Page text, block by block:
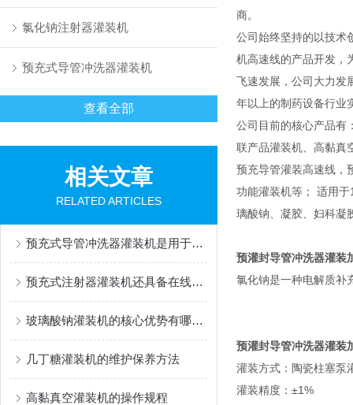
氯化钠注射器灌装机
预充式导管冲洗器灌装机
查看全部
相关文章
RELATED ARTICLES
预充式导管冲洗器灌装机是用于灌装生物医药制品的设备
预充式注射器灌装机还具备在线检测功能
玻璃酸钠灌装机的核心优势有哪些？
几丁糖灌装机的维护保养方法
高黏真空灌装机的操作规程
商。
公司始终坚持的以技术
机高速线的产品开发，
飞速发展，公司大力发
年以上的制药设备行业
公司目前的核心产品有
联产品灌装机、高黏真
预充导管灌装高速线，
功能灌装机等； 适用
璃酸钠、凝胶、妇科凝
预灌封导管冲洗器灌装
氯化钠是一种电解质补
预灌封导管冲洗器灌装
灌装方式：陶瓷柱塞泵
灌装精度：±1%